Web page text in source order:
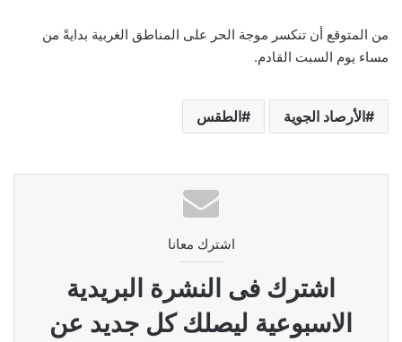
من المتوقع أن تنكسر موجة الحر على المناطق الغربية بدايةً من
مساء يوم السبت القادم.
الأرصاد الجوية الطقس
اشترك معانا
اشترك فى النشرة البريدية
الاسبوعية ليصلك كل جديد عن